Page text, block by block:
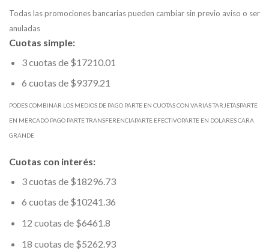
Todas las promociones bancarias pueden cambiar sin previo aviso o ser
anuladas
Cuotas simple:
3 cuotas de $17210.01
6 cuotas de $9379.21
PODES COMBINAR LOS MEDIOS DE PAGO PARTE EN CUOTAS CON VARIAS TARJETASPARTE
EN MERCADO PAGO PARTE TRANSFERENCIAPARTE EFECTIVOPARTE EN DOLARES CARA
GRANDE
Cuotas con interés:
3 cuotas de $18296.73
6 cuotas de $10241.36
12 cuotas de $6461.8
18 cuotas de $5262.93